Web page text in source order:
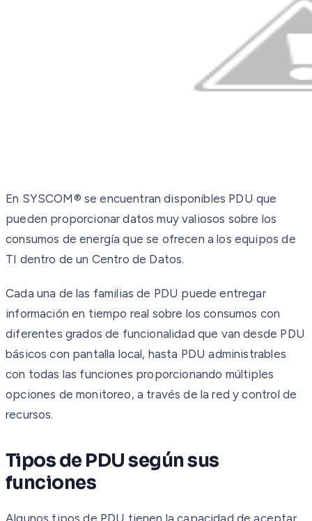
En SYSCOM® se encuentran disponibles PDU que
pueden proporcionar datos muy valiosos sobre los
consumos de energía que se ofrecen a los equipos de
TI dentro de un Centro de Datos.
Cada una de las familias de PDU puede entregar
información en tiempo real sobre los consumos con
diferentes grados de funcionalidad que van desde PDU
básicos con pantalla local, hasta PDU administrables
con todas las funciones proporcionando múltiples
opciones de monitoreo, a través de la red y control de
recursos.
Tipos de PDU según sus
funciones
Algunos tipos de PDU tienen la capacidad de aceptar